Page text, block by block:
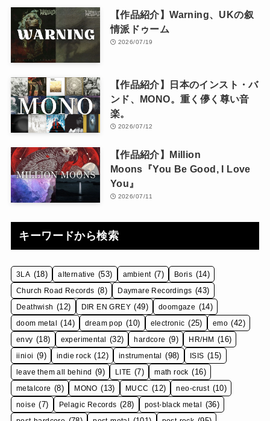
【作品紹介】Warning、UKの叙
情派ドゥーム
2026/07/19
【作品紹介】日本のインスト・バ
ンド、MONO。重く儚く尊い音
楽。
2026/07/12
【作品紹介】Million
Moons『You Be Good, I Love
You』
2026/07/11
キーワードから検索
3LA (18) alternative (53) ambient (7) Boris (14)
Church Road Records (8) Daymare Recordings (43)
Deathwish (12) DIR EN GREY (49) doomgaze (14)
doom metal (14) dream pop (10) electronic (25) emo (42)
envy (18) experimental (32) hardcore (9) HR/HM (16)
iinioi (9) indie rock (12) instrumental (98) ISIS (15)
leave them all behind (9) LITE (7) math rock (16)
metalcore (8) MONO (13) MUCC (12) neo-crust (10)
noise (7) Pelagic Records (28) post-black metal (36)